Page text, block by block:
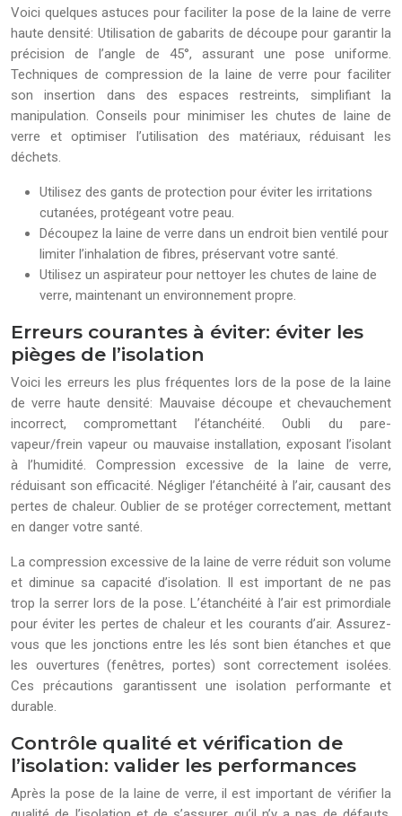
Voici quelques astuces pour faciliter la pose de la laine de verre
haute densité: Utilisation de gabarits de découpe pour garantir la
précision de l’angle de 45°, assurant une pose uniforme.
Techniques de compression de la laine de verre pour faciliter
son insertion dans des espaces restreints, simplifiant la
manipulation. Conseils pour minimiser les chutes de laine de
verre et optimiser l’utilisation des matériaux, réduisant les
déchets.
Utilisez des gants de protection pour éviter les irritations
cutanées, protégeant votre peau.
Découpez la laine de verre dans un endroit bien ventilé pour
limiter l’inhalation de fibres, préservant votre santé.
Utilisez un aspirateur pour nettoyer les chutes de laine de
verre, maintenant un environnement propre.
Erreurs courantes à éviter: éviter les
pièges de l’isolation
Voici les erreurs les plus fréquentes lors de la pose de la laine
de verre haute densité: Mauvaise découpe et chevauchement
incorrect, compromettant l’étanchéité. Oubli du pare-
vapeur/frein vapeur ou mauvaise installation, exposant l’isolant
à l’humidité. Compression excessive de la laine de verre,
réduisant son efficacité. Négliger l’étanchéité à l’air, causant des
pertes de chaleur. Oublier de se protéger correctement, mettant
en danger votre santé.
La compression excessive de la laine de verre réduit son volume
et diminue sa capacité d’isolation. Il est important de ne pas
trop la serrer lors de la pose. L’étanchéité à l’air est primordiale
pour éviter les pertes de chaleur et les courants d’air. Assurez-
vous que les jonctions entre les lés sont bien étanches et que
les ouvertures (fenêtres, portes) sont correctement isolées.
Ces précautions garantissent une isolation performante et
durable.
Contrôle qualité et vérification de
l’isolation: valider les performances
Après la pose de la laine de verre, il est important de vérifier la